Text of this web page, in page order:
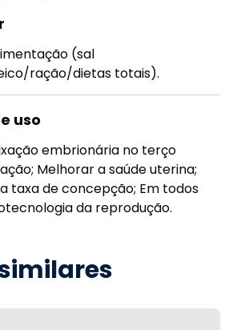
(sal
ração/dietas totais).
uso
embrionária no terço
Melhorar a saúde uterina;
taxa de concepção; Em todos
da reprodução.